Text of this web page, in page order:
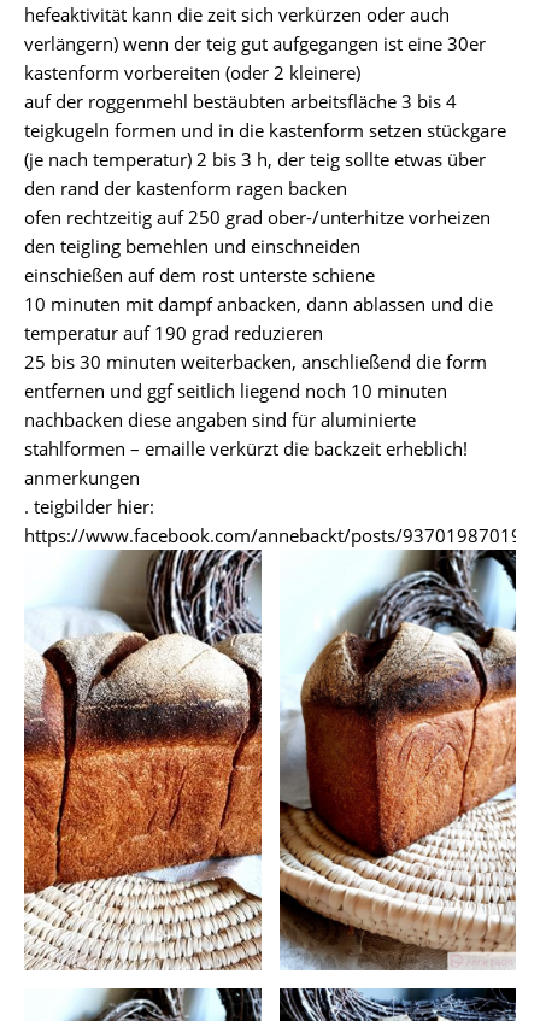
hefeaktivität kann die zeit sich verkürzen oder auch
verlängern) wenn der teig gut aufgegangen ist eine 30er
kastenform vorbereiten (oder 2 kleinere)
auf der roggenmehl bestäubten arbeitsfläche 3 bis 4
teigkugeln formen und in die kastenform setzen stückgare
(je nach temperatur) 2 bis 3 h, der teig sollte etwas über
den rand der kastenform ragen backen
ofen rechtzeitig auf 250 grad ober-/unterhitze vorheizen
den teigling bemehlen und einschneiden
einschießen auf dem rost unterste schiene
10 minuten mit dampf anbacken, dann ablassen und die
temperatur auf 190 grad reduzieren
25 bis 30 minuten weiterbacken, anschließend die form
entfernen und ggf seitlich liegend noch 10 minuten
nachbacken diese angaben sind für aluminierte
stahlformen – emaille verkürzt die backzeit erheblich!
anmerkungen
. teigbilder hier:
https://www.facebook.com/annebackt/posts/